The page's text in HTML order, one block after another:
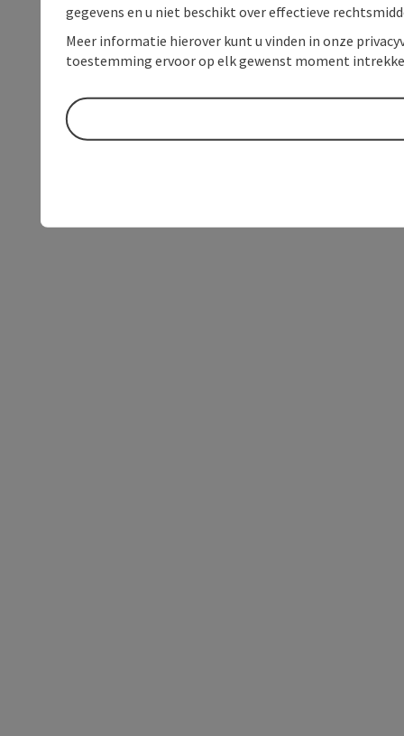
gegevens en u niet beschikt over effectieve
Meer informatie hierover kunt u vinden in onze
toestemming ervoor op elk gewenst moment